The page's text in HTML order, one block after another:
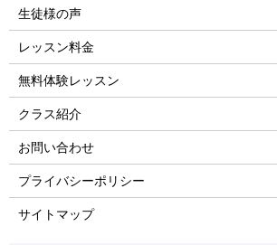
生徒様の声
レッスン料金
無料体験レッスン
クラス紹介
お問い合わせ
プライバシーポリシー
サイトマップ